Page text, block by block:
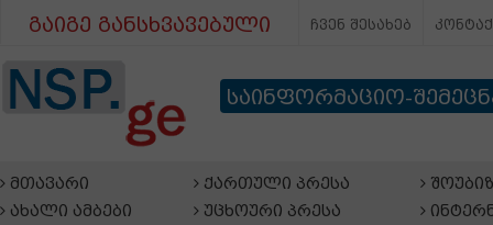
გაიგე განსხვავებული ჩვენ შესახებ
საინფორმაციო-
მთავარი
ახალი ამბები
ქართული პრესა
უცხოური პრესა